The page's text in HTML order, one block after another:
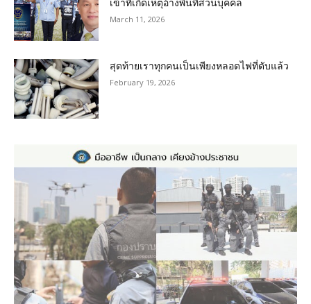
เข้าที่เกิดเหตุอ้างพื้นที่ส่วนบุคคล
March 11, 2026
สุดท้ายเราทุกคนเป็นเพียงหลอดไฟที่ดับแล้ว
February 19, 2026